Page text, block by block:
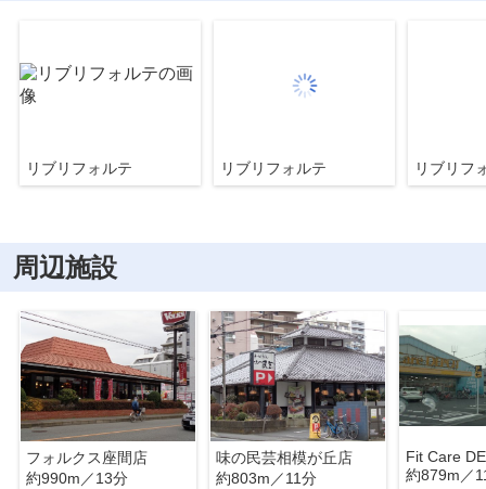
リブリフォルテ リブリフォルテ リブリフ
周辺施設
フォルクス座間店
約990m／13分
味の民芸相模が丘店
約803m／11分
Fit Care
約879m／